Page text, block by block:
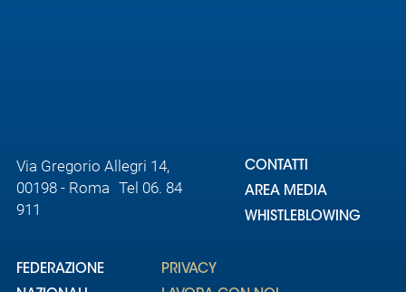
Via Gregorio Allegri 14,
00198 - Roma Tel 06. 84
911
CONTATTI
AREA MEDIA
WHISTLEBLOWING
FEDERAZIONE
PRIVACY